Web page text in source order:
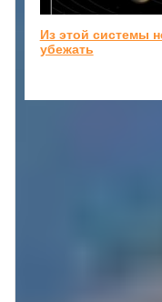
Из этой системы
убежать